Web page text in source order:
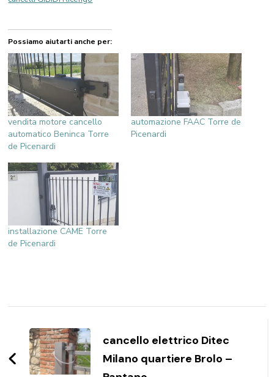
Possiamo aiutarti anche per:
vendita motore cancello
automatico Beninca Torre
de Picenardi
automazione FAAC Torre de
Picenardi
installazione CAME Torre
de Picenardi
articoli
cancello elettrico Ditec
Milano quartiere Brolo –